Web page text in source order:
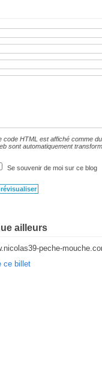
code HTML est affiché comme
sont automatiquement
Se souvenir de moi sur ce blog
ailleurs
peche-
ce billet